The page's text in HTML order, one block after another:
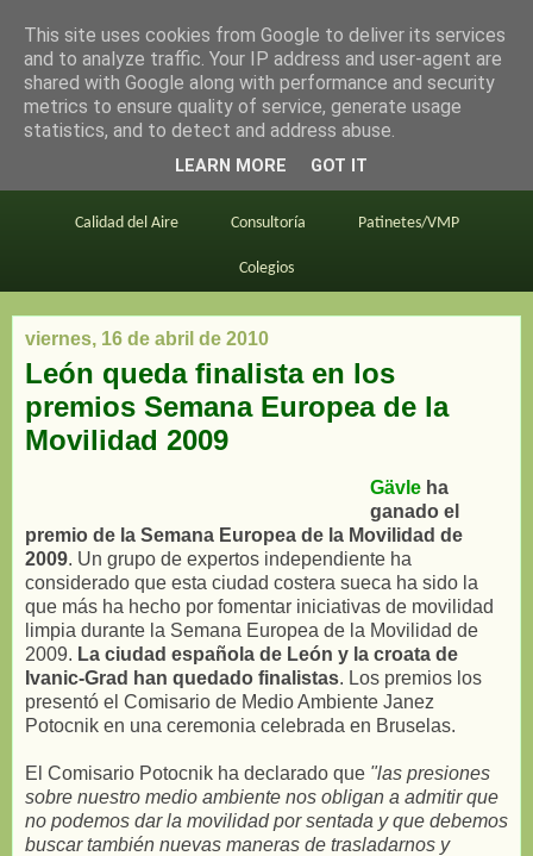
en bici por madrid
Este blog BiciMAD Primeros consejos
Calidad del Aire Consultoría Patinetes/VMP
Colegios
viernes, 16 de abril de 2010
León queda finalista en los
premios Semana Europea de la
Movilidad 2009
Gävle ha
ganado el
premio de la Semana Europea de la Movilidad de
2009. Un grupo de expertos independiente ha
considerado que esta ciudad costera sueca ha sido la
que más ha hecho por fomentar iniciativas de movilidad
limpia durante la Semana Europea de la Movilidad de
2009. La ciudad española de León y la croata de
Ivanic-Grad han quedado finalistas. Los premios los
presentó el Comisario de Medio Ambiente Janez
Potocnik en una ceremonia celebrada en Bruselas.
El Comisario Potocnik ha declarado que "las presiones
sobre nuestro medio ambiente nos obligan a admitir que
no podemos dar la movilidad por sentada y que debemos
buscar también nuevas maneras de trasladarnos y
This site uses cookies from Google to deliver its services
and to analyze traffic. Your IP address and user-agent are
shared with Google along with performance and security
metrics to ensure quality of service, generate usage
statistics, and to detect and address abuse.
LEARN MORE GOT IT